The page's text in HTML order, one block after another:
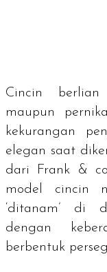
Cincin
maupun
kekurangan
elegan saat
dari Frank &
model cincin
‘ditanam’ di
dengan
berbentuk